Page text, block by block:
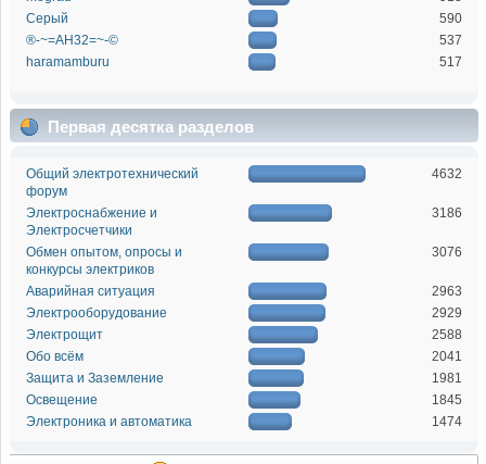
Серый
590
®-~=АН32=~-©
537
haramamburu
517
Первая десятка разделов
Общий электротехнический
форум
4632
Электроснабжение и
Электросчетчики
3186
Обмен опытом, опросы и
конкурсы электриков
3076
Аварийная ситуация
2963
Электрооборудование
2929
Электрощит
2588
Обо всём
2041
Защита и Заземление
1981
Освещение
1845
Электроника и автоматика
1474